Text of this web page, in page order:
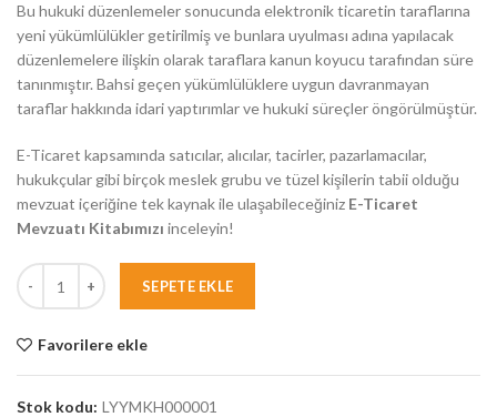
Bu hukuki düzenlemeler sonucunda elektronik ticaretin taraflarına
yeni yükümlülükler getirilmiş ve bunlara uyulması adına yapılacak
düzenlemelere ilişkin olarak taraflara kanun koyucu tarafından süre
tanınmıştır. Bahsi geçen yükümlülüklere uygun davranmayan
taraflar hakkında idari yaptırımlar ve hukuki süreçler öngörülmüştür.
E-Ticaret kapsamında satıcılar, alıcılar, tacirler, pazarlamacılar,
hukukçular gibi birçok meslek grubu ve tüzel kişilerin tabii olduğu
mevzuat içeriğine tek kaynak ile ulaşabileceğiniz E-Ticaret
Mevzuatı Kitabımızı inceleyin!
SEPETE EKLE
Favorilere ekle
Stok kodu: LYYMKH000001